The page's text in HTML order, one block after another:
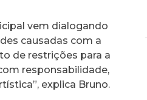
vem dialogando
causadas com a
de restrições para a
responsabilidade,
explica Bruno.